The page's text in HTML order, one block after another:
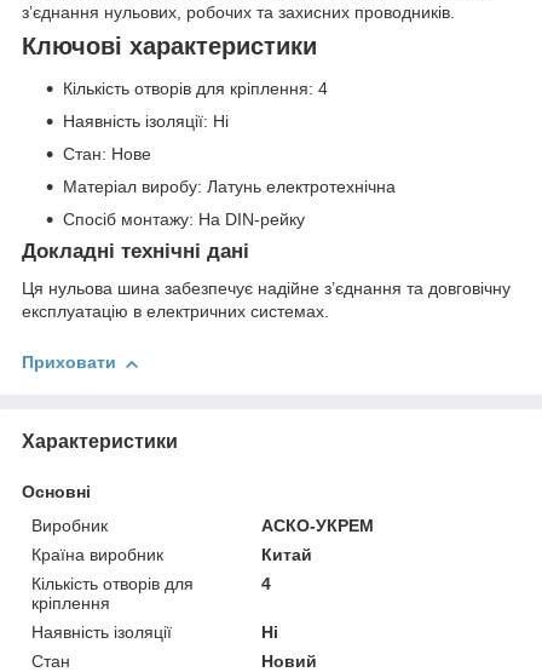
з’єднання нульових, робочих та захисних проводників.
Ключові характеристики
Кількість отворів для кріплення: 4
Наявність ізоляції: Ні
Стан: Нове
Матеріал виробу: Латунь електротехнічна
Спосіб монтажу: На DIN-рейку
Докладні технічні дані
Ця нульова шина забезпечує надійне з’єднання та довговічну
експлуатацію в електричних системах.
Приховати
Характеристики
Основні
Виробник
АСКО-УКРЕМ
Країна виробник
Китай
Кількість отворів для
кріплення
4
Наявність ізоляції
Ні
Стан
Новий